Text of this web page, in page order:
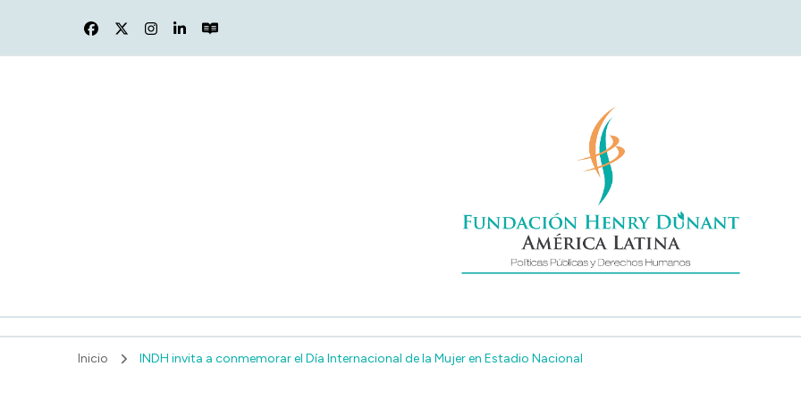
Fundación Henry
América Latina
Inicio INDH invita a conmemorar el Día Internacional de la Mujer en Estadio Nacional